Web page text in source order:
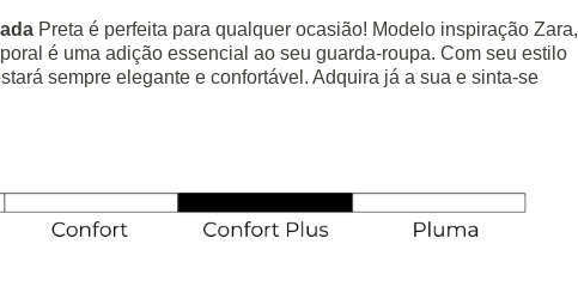
Preta é perfeita para qualquer ocasião! Modelo inspiração Zara,
é uma adição essencial ao seu guarda-roupa. Com seu estilo
sempre elegante e confortável. Adquira já a sua e sinta-se